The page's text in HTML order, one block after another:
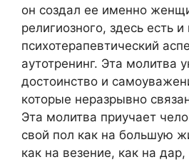
он создал ее именно
религиозного, здесь есть
психотерапевтический
аутотренинг. Эта молитва
достоинство и
которые неразрывно
Эта молитва приучает
свой пол как на большую
как на везение, как на